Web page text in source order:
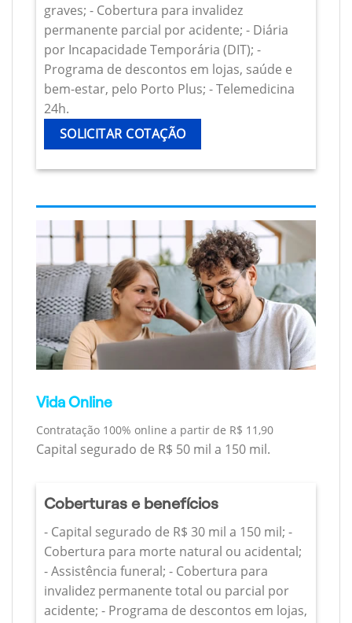
graves; - Cobertura para invalidez
permanente parcial por acidente; - Diária
por Incapacidade Temporária (DIT); -
Programa de descontos em lojas, saúde e
bem-estar, pelo Porto Plus; - Telemedicina
24h.
SOLICITAR COTAÇÃO
Vida Online
Contratação 100% online a partir de R$ 11,90
Capital segurado de R$ 50 mil a 150 mil.
Coberturas e benefícios
- Capital segurado de R$ 30 mil a 150 mil; -
Cobertura para morte natural ou acidental;
- Assistência funeral; - Cobertura para
invalidez permanente total ou parcial por
acidente; - Programa de descontos em lojas,